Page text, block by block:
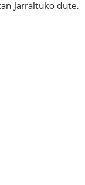
jarraituko dute.